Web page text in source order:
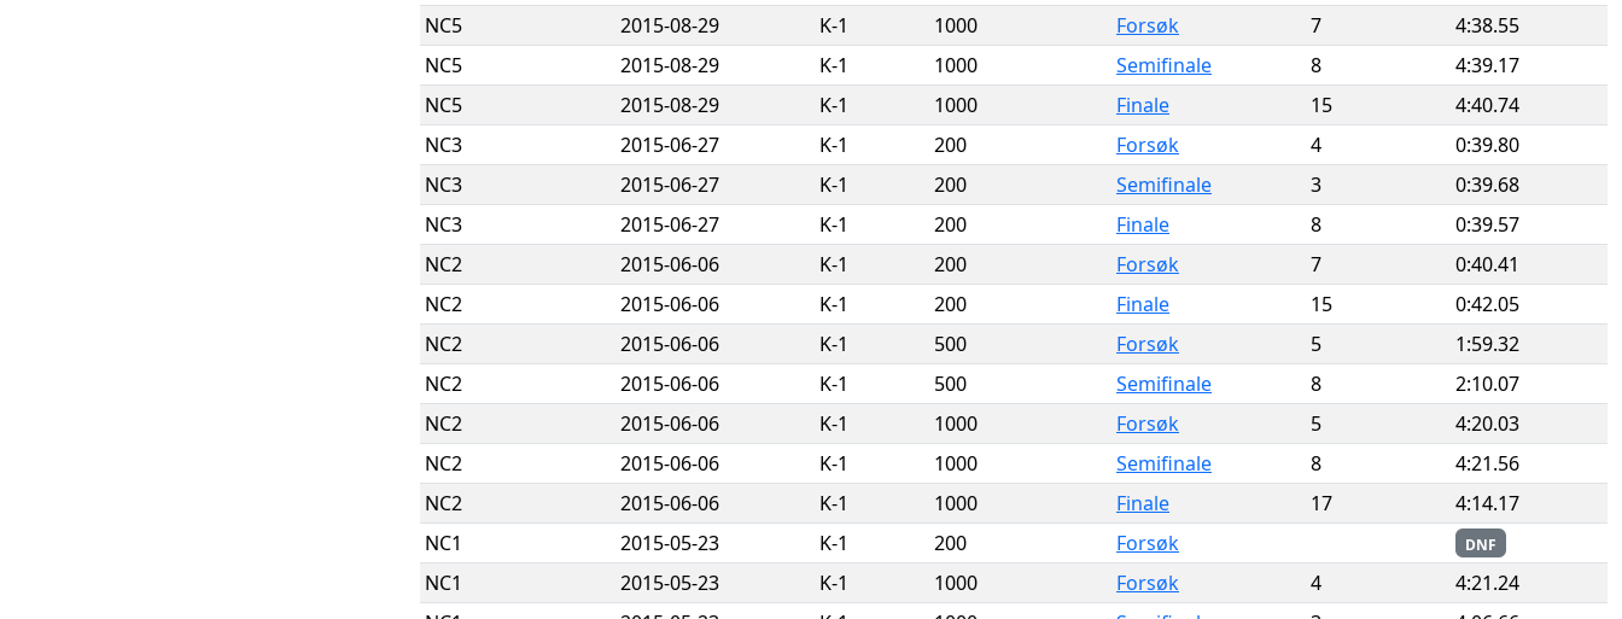
NC5
2015-08-29 K-1 1000 Forsøk 7
4:38.55
NC5
2015-08-29 K-1 1000 Semifinale 8
4:39.17
NC5
2015-08-29 K-1 1000 Finale 15
4:40.74
NC3
2015-06-27 K-1 200 Forsøk 4
0:39.80
NC3
2015-06-27 K-1 200 Semifinale 3
0:39.68
NC3
2015-06-27 K-1 200 Finale 8
0:39.57
NC2
2015-06-06 K-1 200 Forsøk 7
0:40.41
NC2
2015-06-06 K-1 200 Finale 15
0:42.05
NC2
2015-06-06 K-1 500 Forsøk 5
1:59.32
NC2
2015-06-06 K-1 500 Semifinale 8
2:10.07
NC2
2015-06-06 K-1 1000 Forsøk 5
4:20.03
NC2
2015-06-06 K-1 1000 Semifinale 8
4:21.56
NC2
2015-06-06 K-1 1000 Finale 17
4:14.17
NC1
2015-05-23 K-1 200 Forsøk DNF
NC1 2015-05-23 K-1 1000 Forsøk 4
4:21.24